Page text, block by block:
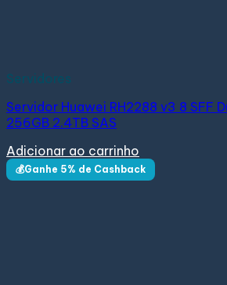
Servidores
Servidor Huawei RH2288 v3 8 SFF
256GB 2.4TB SAS
Adicionar ao carrinho
💰Ganhe 5% de Cashback